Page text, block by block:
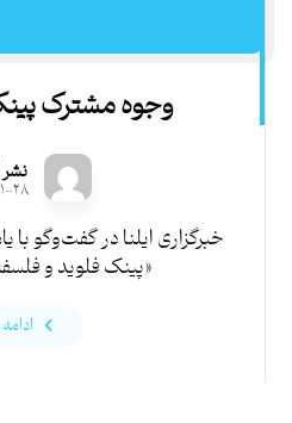
وجوه مشترک
نشر
خبرگزاری ایلنا در گفت‌و‌گو
«پینک فلوید و